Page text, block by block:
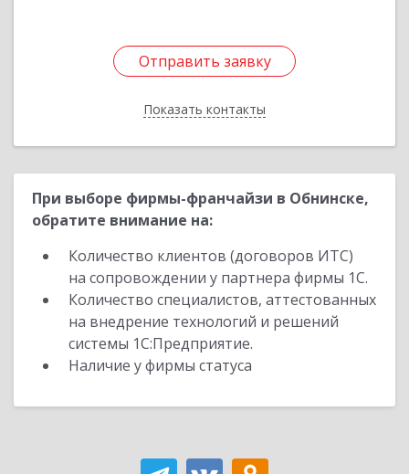
Отправить заявку
Показать контакты
Отправить заявку
Назад
При выборе фирмы-франчайзи в Обнинске,
обратите внимание на:
Количество клиентов (договоров ИТС)
на сопровождении у партнера фирмы 1С.
Количество специалистов, аттестованных
на внедрение технологий и решений
системы 1С:Предприятие.
Наличие у фирмы статуса